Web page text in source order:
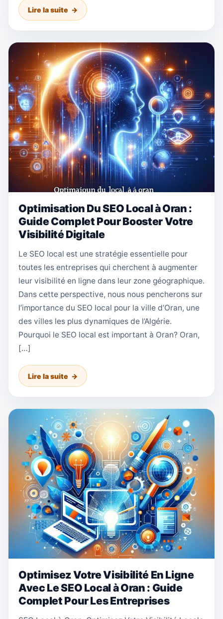
Lire la suite
Optimisation Du SEO Local à Oran :
Guide Complet Pour Booster Votre
Visibilité Digitale
Le SEO local est une stratégie essentielle pour
toutes les entreprises qui cherchent à augmenter
leur visibilité en ligne dans leur zone géographique.
Dans cette perspective, nous nous pencherons sur
l’importance du SEO local pour la ville d’Oran, une
des villes les plus dynamiques de l’Algérie.
Pourquoi le SEO local est important à Oran? Oran,
[…]
Lire la suite
Optimisez Votre Visibilité En Ligne
Avec Le SEO Local à Oran : Guide
Complet Pour Les Entreprises